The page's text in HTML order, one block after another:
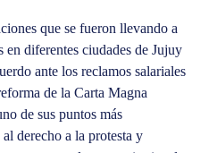
que se fueron llevando a
en diferentes ciudades de Jujuy
ante los reclamos salariales
de la Carta Magna
de sus puntos más
derecho a la protesta y